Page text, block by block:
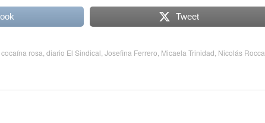
Tweet
cocaína rosa,diario El Sindical,Josefina Ferrero, Micaela Trinidad, Nicolás Rocca